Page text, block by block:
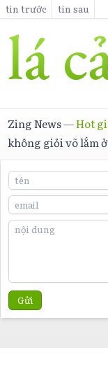
tin trước tin sau
Zing News—Hot
không giỏi võ lắm
Gửi